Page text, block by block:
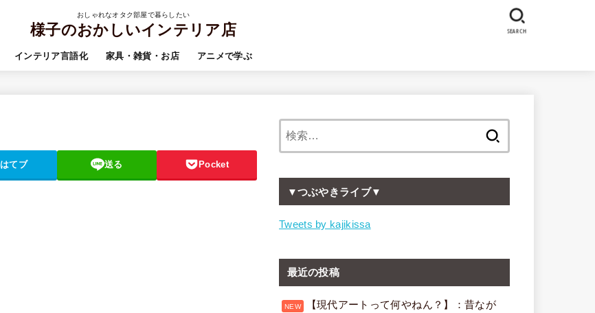
おしゃれなオタク部屋で暮らしたい
様子のおかしいインテリア店
インテリア言語化 家具・雑貨・お店 アニメで学ぶ
SEARCH
はてブ 送る Pocket
▼つぶやきライブ▼
Tweets by kajikissa
最近の投稿
【現代アートって何やねん？】：昔なが